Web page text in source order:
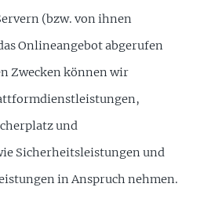
(bzw. von ihnen
Onlineangebot abgerufen
Zwecken können wir
und
Sicherheitsleistungen und
in Anspruch nehmen.